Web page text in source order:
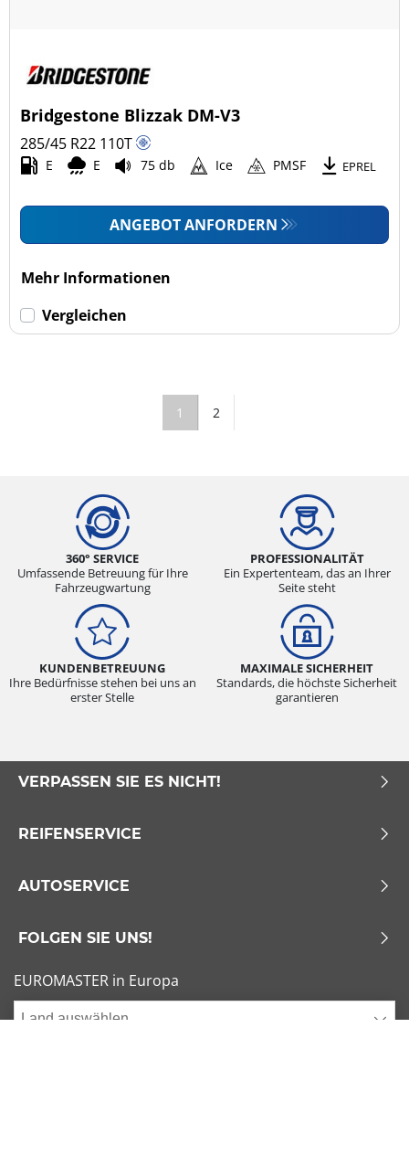
Bridgestone Blizzak DM-V3
285/45 R22 110T
E E 75 db Ice PMSF EPREL
ANGEBOT ANFORDERN
Mehr Informationen
Vergleichen
1 2
360° SERVICE
Umfassende Betreuung für Ihre
Fahrzeugwartung
PROFESSIONALITÄT
Ein Expertenteam, das an Ihrer
Seite steht
KUNDENBETREUUNG
Ihre Bedürfnisse stehen bei uns an
erster Stelle
MAXIMALE SICHERHEIT
Standards, die höchste Sicherheit
garantieren
VERPASSEN SIE ES NICHT!
REIFENSERVICE
AUTOSERVICE
FOLGEN SIE UNS!
EUROMASTER in Europa
Land auswählen